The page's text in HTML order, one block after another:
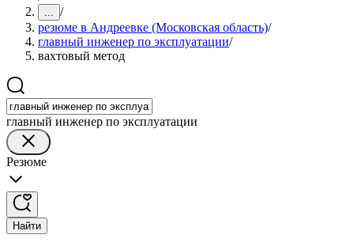
... /
резюме в Андреевке (Московская область)/
главный инженер по эксплуатации/
вахтовый метод
главный инженер по эксплуатации
Резюме
Найти